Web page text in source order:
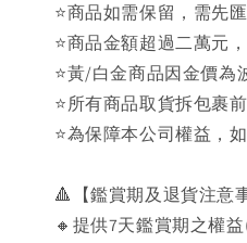
⭐商品如需保留，需先
⭐商品金額超過二萬元
⭐黃/白金商品因金價為
⭐️所有商品取貨拆包裹
⭐為保障本公司權益，
🔺【鑑賞期及退貨注意
🔸提供7天鑑賞期之權